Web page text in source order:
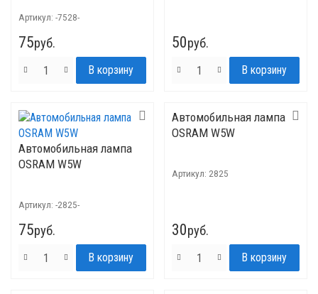
Артикул: -7528-
75руб. 50руб.
Автомобильная лампа
OSRAM W5W
Артикул: -2825-
75руб.
Автомобильная лампа
OSRAM W5W
Артикул: 2825
30руб.